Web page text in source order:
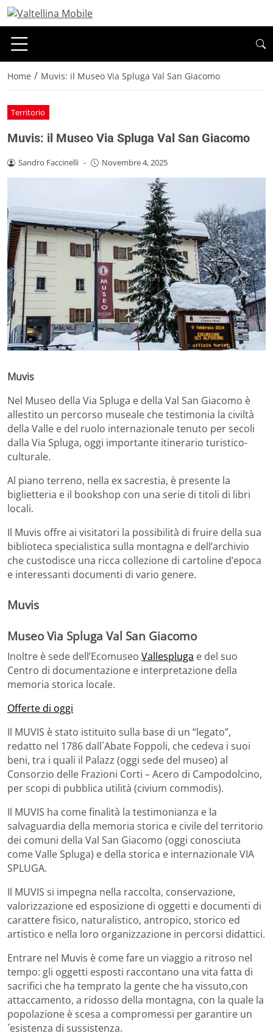
Home / Muvis: il Museo Via Spluga Val San Giacomo
Territorio
Muvis: il Museo Via Spluga Val San Giacomo
Sandro Faccinelli - Novembre 4, 2025
Muvis
Nel Museo della Via Spluga e della Val San Giacomo è
allestito un percorso museale che testimonia la civiltà
della Valle e del ruolo internazionale tenuto per secoli
dalla Via Spluga, oggi importante itinerario turistico-
culturale.
Al piano terreno, nella ex sacrestia, è presente la
biglietteria e il bookshop con una serie di titoli di libri
locali.
Il Muvis offre ai visitatori la possibilità di fruire della sua
biblioteca specialistica sulla montagna e dell’archivio
che custodisce una ricca collezione di cartoline d’epoca
e interessanti documenti di vario genere.
Muvis
Museo Via Spluga Val San Giacomo
Inoltre è sede dell’Ecomuseo Vallespluga e del suo
Centro di documentazione e interpretazione della
memoria storica locale.
Offerte di oggi
Il MUVIS è stato istituito sulla base di un “legato”,
redatto nel 1786 dall´Abate Foppoli, che cedeva i suoi
beni, tra i quali il Palazz (oggi sede del museo) al
Consorzio delle Frazioni Corti – Acero di Campodolcino,
per scopi di pubblica utilità (civium commodis).
Il MUVIS ha come finalità la testimonianza e la
salvaguardia della memoria storica e civile del territorio
dei comuni della Val San Giacomo (oggi conosciuta
come Valle Spluga) e della storica e internazionale VIA
SPLUGA.
Il MUVIS si impegna nella raccolta, conservazione,
valorizzazione ed esposizione di oggetti e documenti di
carattere fisico, naturalistico, antropico, storico ed
artistico e nella loro organizzazione in percorsi didattici.
Entrare nel Muvis è come fare un viaggio a ritroso nel
tempo: gli oggetti esposti raccontano una vita fatta di
sacrifici che ha temprato la gente che ha vissuto,con
attaccamento, a ridosso della montagna, con la quale la
popolazione è scesa a compromessi per garantire un
´esistenza di sussistenza.